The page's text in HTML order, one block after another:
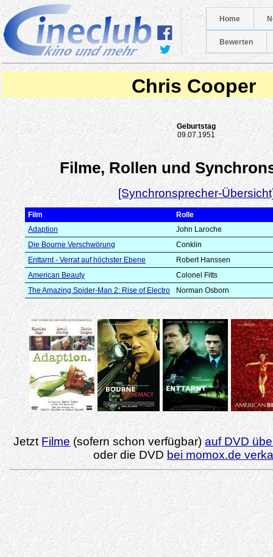
Home
Bewerten
Chris Cooper
Geburtstag
09.07.1951
Filme, Rollen und
[Synchronsprecher-
Film
Rolle
Adaption
John Laroche
Die Bourne Verschwörung
Conklin
Enttarnt - Verrat auf höchster Ebene
Robert Hanssen
American Beauty
Colonel Fitts
The Amazing Spider-Man 2: Rise of Electro
Norman Osborn
Jetzt Filme (sofern schon verfügbar)auf DVD
oder die DVD bei momox.de